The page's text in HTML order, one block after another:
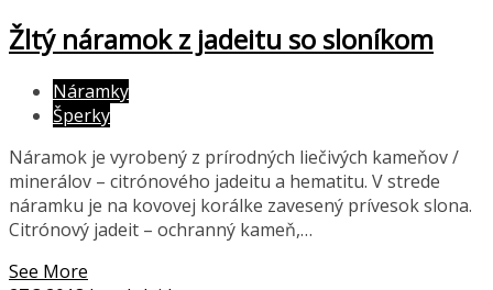
Žltý náramok z jadeitu so sloníkom
Náramky
Šperky
Náramok je vyrobený z prírodných liečivých kameňov /
minerálov – citrónového jadeitu a hematitu. V strede
náramku je na kovovej korálke zavesený prívesok slona.
Citrónový jadeit – ochranný kameň,…
See More